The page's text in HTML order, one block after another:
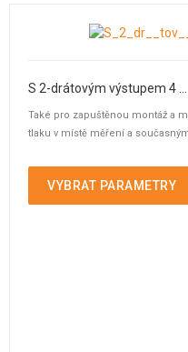
S 2-drátovým výstupem 4
Také pro zapuštěnou montáž a
tlaku v místě měření a
VYBRAT PARAMETRY